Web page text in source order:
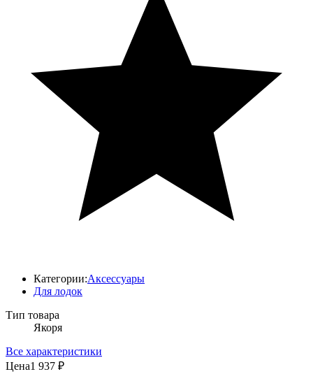
Категории:Аксессуары
Для лодок
Тип товара
Якоря
Все характеристики
Цена1 937 ₽